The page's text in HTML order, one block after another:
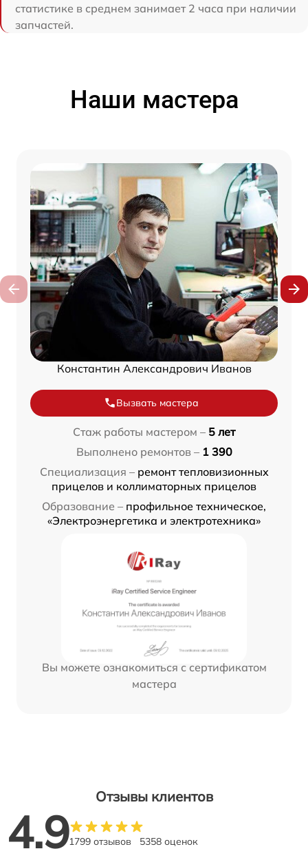
статистике в среднем занимает 2 часа при наличии
запчастей.
Наши мастера
Константин Александрович Иванов
Вызвать мастера
Стаж работы мастером – 5 лет
Выполнено ремонтов – 1 390
Специализация – ремонт тепловизионных
прицелов и коллиматорных прицелов
Образование – профильное техническое,
«Электроэнергетика и электротехника»
Вы можете ознакомиться с сертификатом
мастера
Отзывы клиентов
4.91799 отзывов 5358 оценок